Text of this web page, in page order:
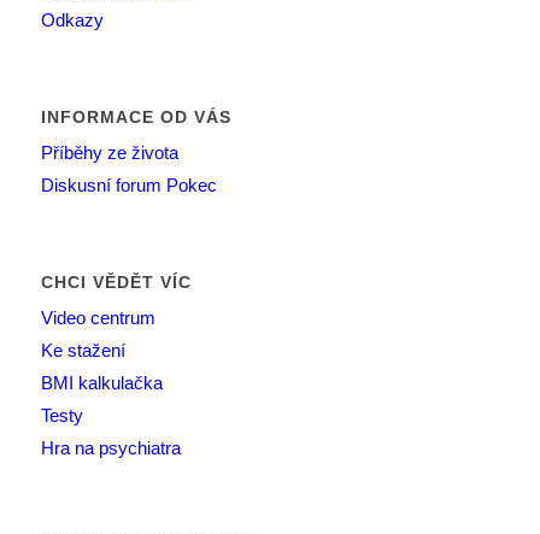
Odkazy
INFORMACE OD VÁS
Příběhy ze života
Diskusní forum Pokec
CHCI VĚDĚT VÍC
Video centrum
Ke stažení
BMI kalkulačka
Testy
Hra na psychiatra